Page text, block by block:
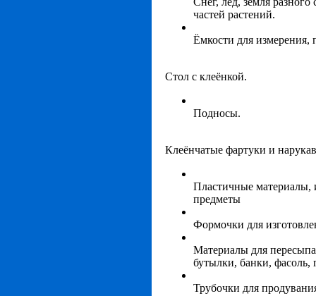
частей растений.
Ёмкости для измерения,
Стол с клеёнкой.
Подносы.
Клеёнчатые фартуки и
Пластичные материалы,
предметы
Формочки для
Материалы для
бутылки, банки, фасоль,
Трубочки для